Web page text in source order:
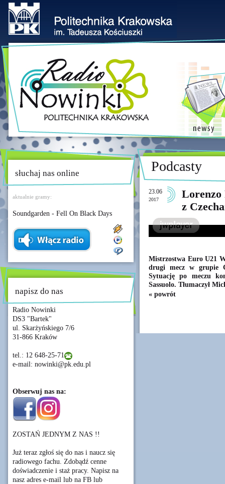
słuchaj nas online
aktualnie gramy:
Soundgarden - Fell On Black Days
napisz do nas
Radio Nowinki
DS3 "Bartek"
ul. Skarżyńskiego 7/6
31-866 Kraków
tel.: 12 648-25-71
e-mail: nowinki@pk.edu.pl
Obserwuj nas na:
ZOSTAŃ JEDNYM Z NAS !!
Już teraz zgłoś się do nas i naucz się
radiowego fachu. Zdobądź cenne
doświadczenie i staż pracy. Napisz na
nasz adres e-mail lub na FB lub
Podcasty
23.06
2017
Lorenzo
z
Mistrzostwa Euro U21
drugi mecz w grupie
Sytuację po meczu
Sassuolo. Tłumaczył
« powrót